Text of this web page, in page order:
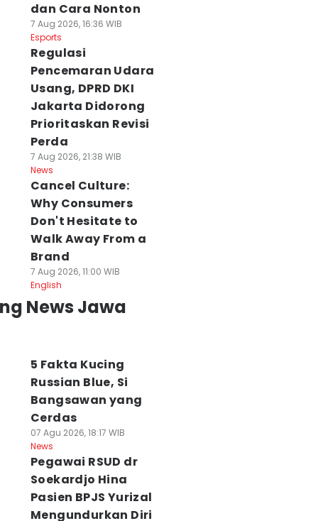
Mayat
Tanpa
di
Cibatu
Agu 2026, 18:09 WIB
Dinkes Jabar
Pastikan
Tanggung
Kekerasan dan
08 Agu 2026, 15:33 WIB
dan Cara Nonton
7 Aug 2026, 16:36 WIB
Esports
Regulasi
Pencemaran Udara
Usang, DPRD DKI
Jakarta Didorong
Prioritaskan Revisi
Perda
7 Aug 2026, 21:38 WIB
News
Cancel Culture:
Why Consumers
Don't Hesitate to
Walk Away From a
Brand
7 Aug 2026, 11:00 WIB
English
News Jawa
5 Fakta Kucing
Russian Blue, Si
Bangsawan yang
Cerdas
07 Agu 2026, 18:17 WIB
News
Pegawai RSUD dr
Soekardjo Hina
Pasien BPJS Yurizal
Mengundurkan Diri